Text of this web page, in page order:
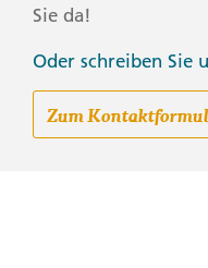
Sie da!
Oder schreiben Sie
Zum